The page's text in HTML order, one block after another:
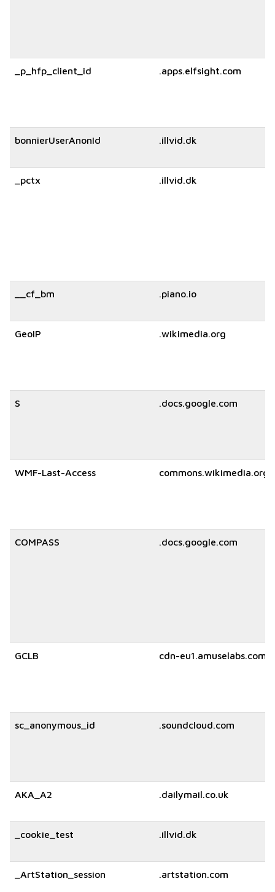
_p_hfp_client_id .apps.elfsight.com
bonnierUserAnonId .illvid.dk
_pctx .illvid.dk
__cf_bm .piano.io
GeoIP .wikimedia.org
S .docs.google.com
WMF-Last-Access commons.wikimedia.org
COMPASS .docs.google.com
GCLB cdn-eu1.amuselabs.com
sc_anonymous_id .soundcloud.com
AKA_A2 .dailymail.co.uk
_cookie_test .illvid.dk
_ArtStation_session .artstation.com